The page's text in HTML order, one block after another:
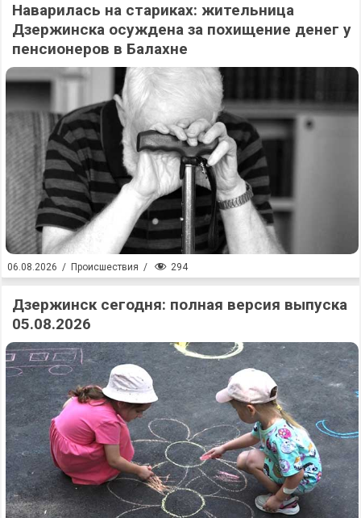
Наварилась на стариках: жительница
Дзержинска осуждена за похищение денег у
пенсионеров в Балахне
06.08.2026 / Происшествия / 294
Дзержинск сегодня: полная версия выпуска
05.08.2026